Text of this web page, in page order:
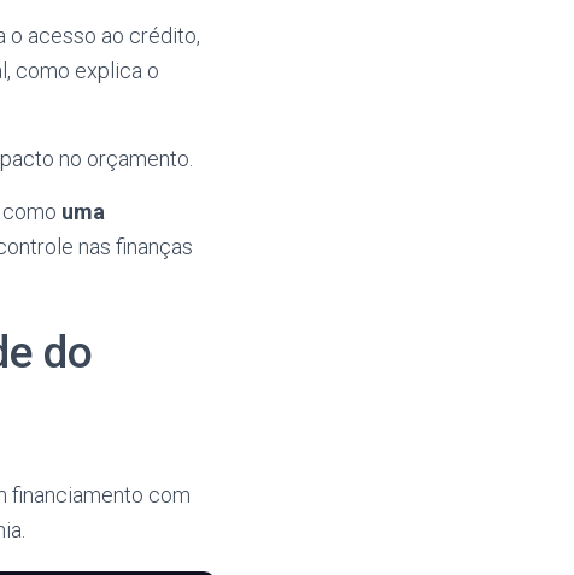
o acesso ao crédito,
como explica o
no orçamento.
uma
nas finanças
do
financiamento com